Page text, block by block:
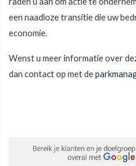
een naadloze transitie die uw
economie.
Wenst u meer informatie over
dan contact op met de